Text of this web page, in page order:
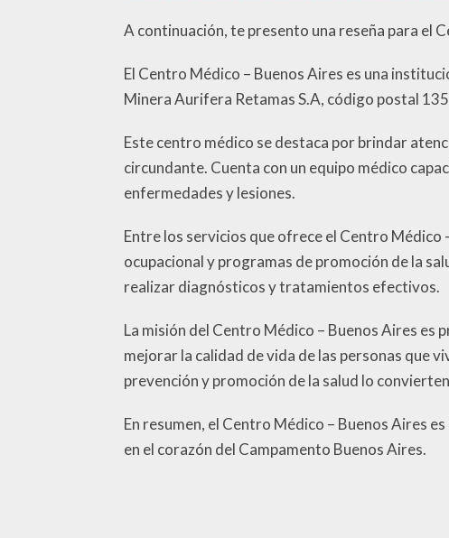
A continuación, te presento una reseña para el
El Centro Médico – Buenos Aires es una
Minera Aurifera Retamas S.A, código postal
Este centro médico se destaca por brindar
circundante. Cuenta con un equipo médico
enfermedades y lesiones.
Entre los servicios que ofrece el Centro Médico
ocupacional y programas de promoción de la
realizar diagnósticos y tratamientos efectivos.
La misión del Centro Médico – Buenos Aires es
mejorar la calidad de vida de las personas que
prevención y promoción de la salud lo
En resumen, el Centro Médico – Buenos Aires
en el corazón del Campamento Buenos Aires.